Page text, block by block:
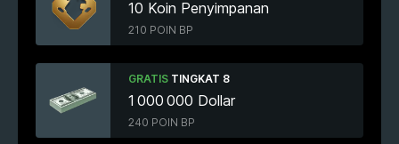
10 Koin Penyimpanan
210 POIN BP
GRATIS TINGKAT 8
1 000 000 Dollar
240 POIN BP